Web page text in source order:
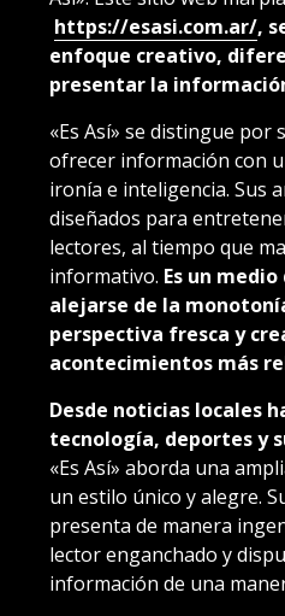
https://esasi.com.ar/,
enfoque creativo,
presentar la
«Es Así» se distingue por
ofrecer información con
ironía e inteligencia. Sus
diseñados para
lectores, al tiempo que
informativo. Es un
alejarse de la
perspectiva fresca y
acontecimientos más
Desde noticias locales
tecnología, deportes y
«Es Así» aborda una
un estilo único y alegre.
presenta de manera
lector enganchado y
información de una